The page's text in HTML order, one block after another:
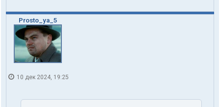
Prosto_ya_5
10 дек 2024, 19:25